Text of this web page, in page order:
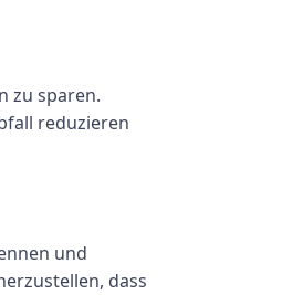
zu sparen.
reduzieren
und
dass